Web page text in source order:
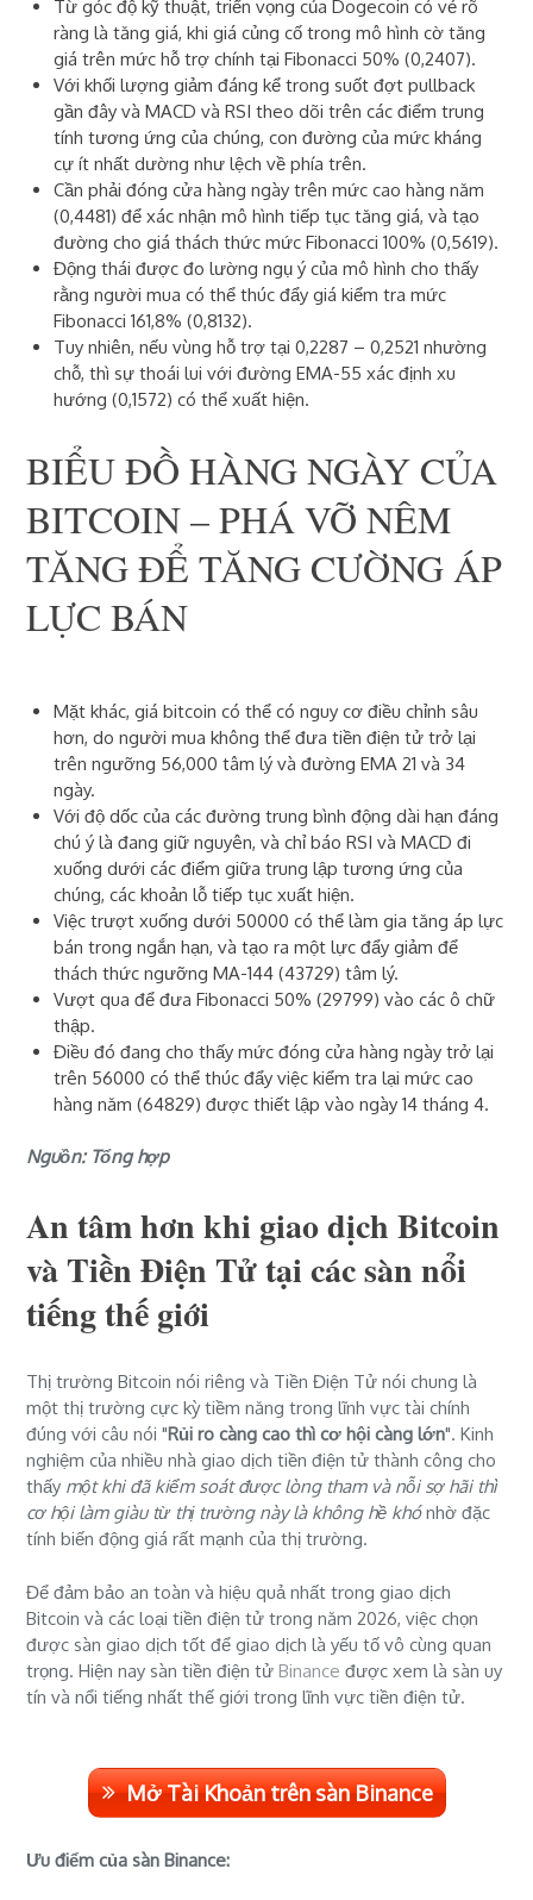
Từ góc độ kỹ thuật, triển vọng của Dogecoin có vẻ rõ
ràng là tăng giá, khi giá củng cố trong mô hình cờ tăng
giá trên mức hỗ trợ chính tại Fibonacci 50% (0,2407).
Với khối lượng giảm đáng kể trong suốt đợt pullback
gần đây và MACD và RSI theo dõi trên các điểm trung
tính tương ứng của chúng, con đường của mức kháng
cự ít nhất dường như lệch về phía trên.
Cần phải đóng cửa hàng ngày trên mức cao hàng năm
(0,4481) để xác nhận mô hình tiếp tục tăng giá, và tạo
đường cho giá thách thức mức Fibonacci 100% (0,5619).
Động thái được đo lường ngụ ý của mô hình cho thấy
rằng người mua có thể thúc đẩy giá kiểm tra mức
Fibonacci 161,8% (0,8132).
Tuy nhiên, nếu vùng hỗ trợ tại 0,2287 – 0,2521 nhường
chỗ, thì sự thoái lui với đường EMA-55 xác định xu
hướng (0,1572) có thể xuất hiện.
BIỂU ĐỒ HÀNG NGÀY CỦA
BITCOIN – PHÁ VỠ NÊM
TĂNG ĐỂ TĂNG CƯỜNG ÁP
LỰC BÁN
Mặt khác, giá bitcoin có thể có nguy cơ điều chỉnh sâu
hơn, do người mua không thể đưa tiền điện tử trở lại
trên ngưỡng 56,000 tâm lý và đường EMA 21 và 34
ngày.
Với độ dốc của các đường trung bình động dài hạn đáng
chú ý là đang giữ nguyên, và chỉ báo RSI và MACD đi
xuống dưới các điểm giữa trung lập tương ứng của
chúng, các khoản lỗ tiếp tục xuất hiện.
Việc trượt xuống dưới 50000 có thể làm gia tăng áp lực
bán trong ngắn hạn, và tạo ra một lực đẩy giảm để
thách thức ngưỡng MA-144 (43729) tâm lý.
Vượt qua để đưa Fibonacci 50% (29799) vào các ô chữ
thập.
Điều đó đang cho thấy mức đóng cửa hàng ngày trở lại
trên 56000 có thể thúc đẩy việc kiểm tra lại mức cao
hàng năm (64829) được thiết lập vào ngày 14 tháng 4.
Nguồn: Tổng hợp
An tâm hơn khi giao dịch Bitcoin
và Tiền Điện Tử tại các sàn nổi
tiếng thế giới
Thị trường Bitcoin nói riêng và Tiền Điện Tử nói chung là
một thị trường cực kỳ tiềm năng trong lĩnh vực tài chính
đúng với câu nói "Rủi ro càng cao thì cơ hội càng lớn". Kinh
nghiệm của nhiều nhà giao dịch tiền điện tử thành công cho
thấy một khi đã kiểm soát được lòng tham và nỗi sợ hãi thì
cơ hội làm giàu từ thị trường này là không hề khónhờ đặc
tính biến động giá rất mạnh của thị trường.
Để đảm bảo an toàn và hiệu quả nhất trong giao dịch
Bitcoin và các loại tiền điện tử trong năm 2026, việc chọn
được sàn giao dịch tốt để giao dịch là yếu tố vô cùng quan
trọng. Hiện nay sàn tiền điện tửBinance được xem là sàn uy
tín và nổi tiếng nhất thế giới trong lĩnh vực tiền điện tử.
Mở Tài Khoản trên sàn Binance
Ưu điểm của sàn Binance: